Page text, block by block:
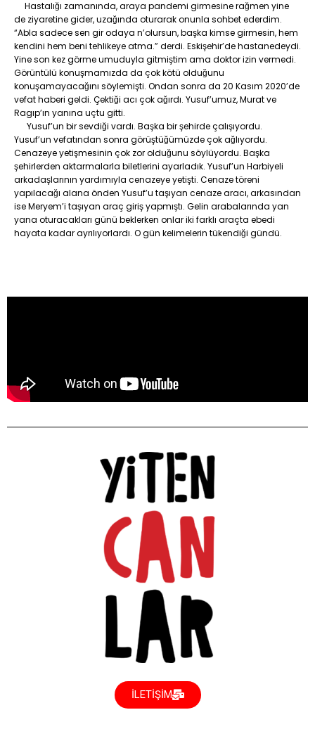
Hastalığı zamanında, araya pandemi girmesine rağmen yine
de ziyaretine gider, uzağında oturarak onunla sohbet ederdim.
“Abla sadece sen gir odaya n’olursun, başka kimse girmesin, hem
kendini hem beni tehlikeye atma.” derdi. Eskişehir’de hastanedeydi.
Yine son kez görme umuduyla gitmiştim ama doktor izin vermedi.
Görüntülü konuşmamızda da çok kötü olduğunu
konuşamayacağını söylemişti. Ondan sonra da 20 Kasım 2020’de
vefat haberi geldi. Çektiği acı çok ağırdı. Yusuf’umuz, Murat ve
Ragıp’ın yanına uçtu gitti.
Yusuf’un bir sevdiği vardı. Başka bir şehirde çalışıyordu.
Yusuf’un vefatından sonra görüştüğümüzde çok ağlıyordu.
Cenazeye yetişmesinin çok zor olduğunu söylüyordu. Başka
şehirlerden aktarmalarla biletlerini ayarladık. Yusuf’un Harbiyeli
arkadaşlarının yardımıyla cenazeye yetişti. Cenaze töreni
yapılacağı alana önden Yusuf’u taşıyan cenaze aracı, arkasından
ise Meryem’i taşıyan araç giriş yapmıştı. Gelin arabalarında yan
yana oturacakları günü beklerken onlar iki farklı araçta ebedi
hayata kadar ayrılıyorlardı. O gün kelimelerin tükendiği gündü.
İLETİŞİM